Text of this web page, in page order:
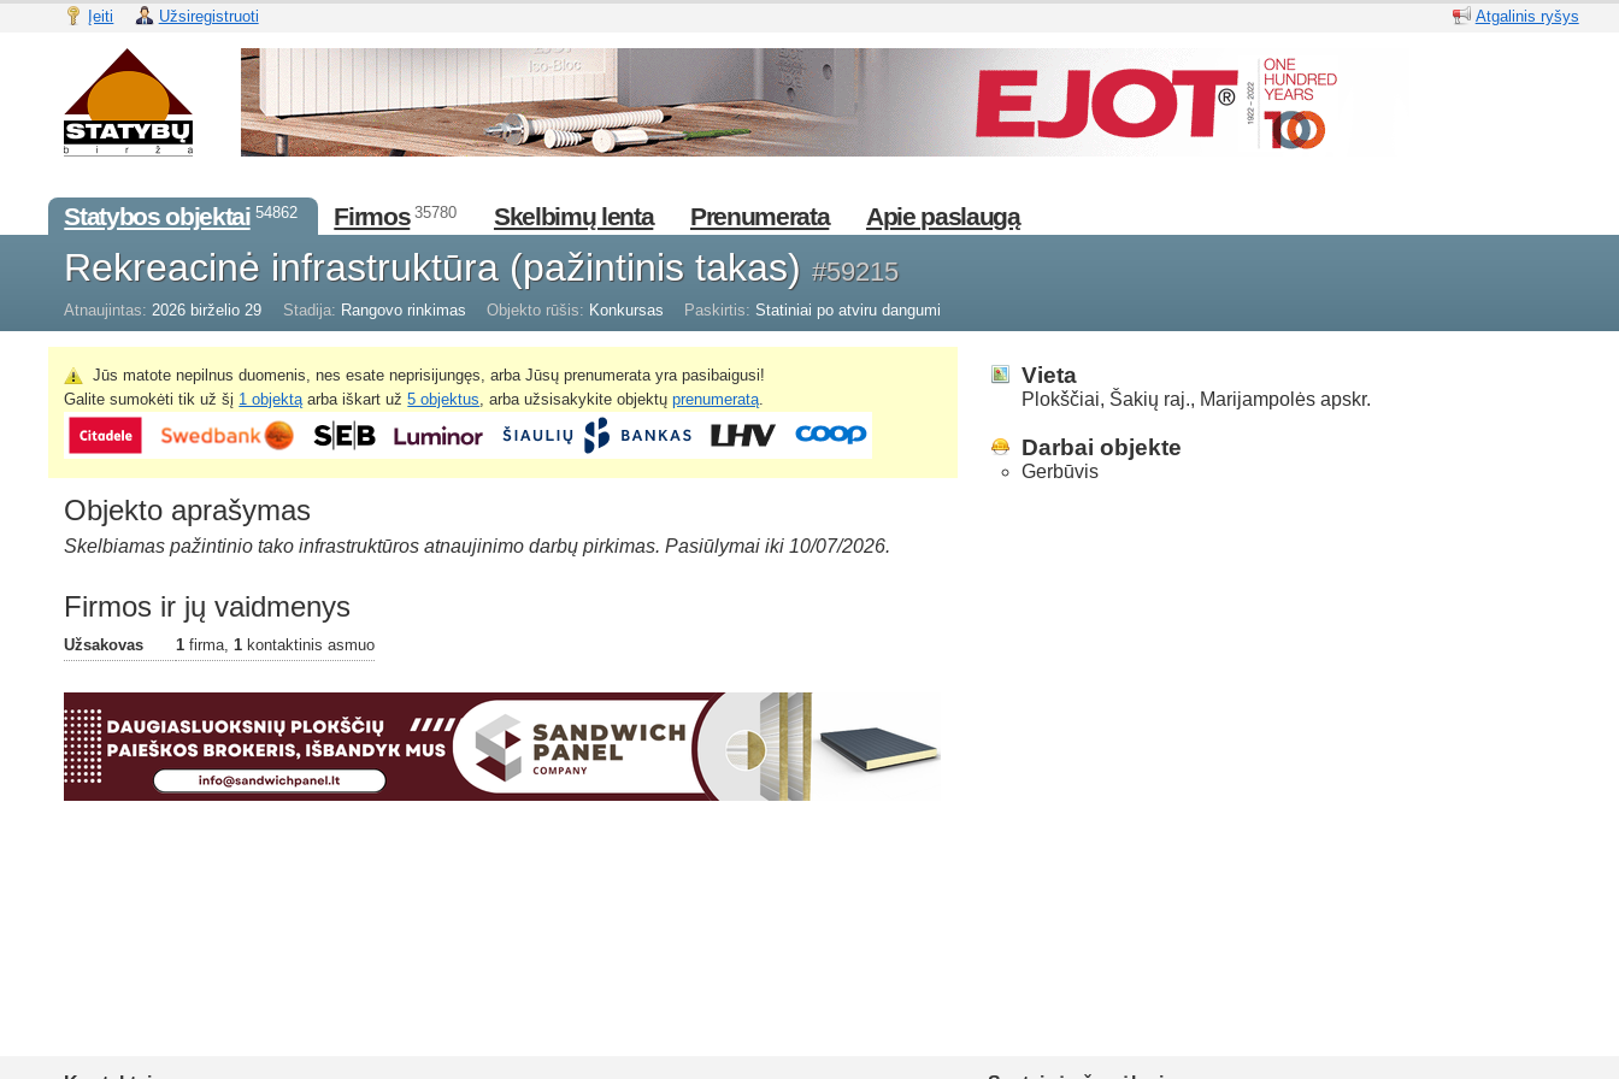
Įeiti Užsiregistruoti Atgalinis ryšys
Statybos objektai 54862 Firmos 35780 Skelbimų lenta Prenumerata Apie paslaugą
Rekreacinė infrastruktūra (pažintinis takas)#59215
Atnaujintas: 2026 birželio 29 Stadija: Rangovo rinkimas Objekto rūšis: Konkursas Paskirtis: Statiniai po atviru dangumi
Jūs matote nepilnus duomenis, nes esate neprisijungęs, arba Jūsų prenumerata yra pasibaigusi!
Galite sumokėti tik už šį 1 objektą arba iškart už5 objektus , arba užsisakykite objektųprenumeratą
Objekto aprašymas
Skelbiamas pažintinio tako infrastruktūros atnaujinimo darbų pirkimas. Pasiūlymai iki 10/07/2026.
Firmos ir jų vaidmenys
Užsakovas 1 firma, 1 kontaktinis asmuo
Vieta
Plokščiai, Šakių raj., Marijampolės apskr.
Darbai objekte
Gerbūvis